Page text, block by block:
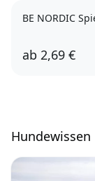
BE NORDIC
ab 2,69 €
Hundewissen